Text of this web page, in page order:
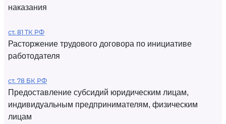
наказания
ст. 81 ТК РФ
Расторжение трудового договора по инициативе
работодателя
ст. 78 БК РФ
Предоставление субсидий юридическим лицам,
индивидуальным предпринимателям, физическим
лицам